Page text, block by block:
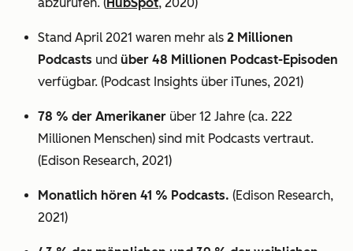
Stand April 2021 waren mehr als 2 Millionen
Podcasts und über 48 Millionen Podcast-Episoden
verfügbar. (Podcast Insights über iTunes, 2021)
78 % der Amerikaner über 12 Jahre (ca. 222
Millionen Menschen) sind mit Podcasts vertraut.
(Edison Research, 2021)
Monatlich hören 41 % Podcasts. (Edison Research,
2021)